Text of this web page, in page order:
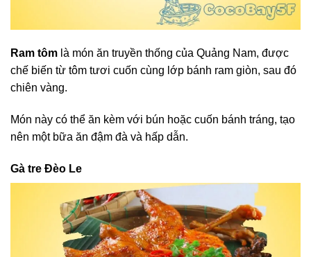
Ram tôm là món ăn truyền thống của Quảng Nam, được
chế biến từ tôm tươi cuốn cùng lớp bánh ram giòn, sau đó
chiên vàng.
Món này có thể ăn kèm với bún hoặc cuốn bánh tráng, tạo
nên một bữa ăn đậm đà và hấp dẫn.
Gà tre Đèo Le